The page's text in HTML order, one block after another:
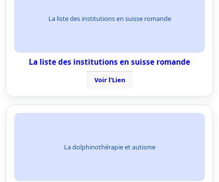
La liste des institutions en suisse romande
La liste des institutions en suisse romande
Voir l'Lien
La dolphinothérapie et autisme